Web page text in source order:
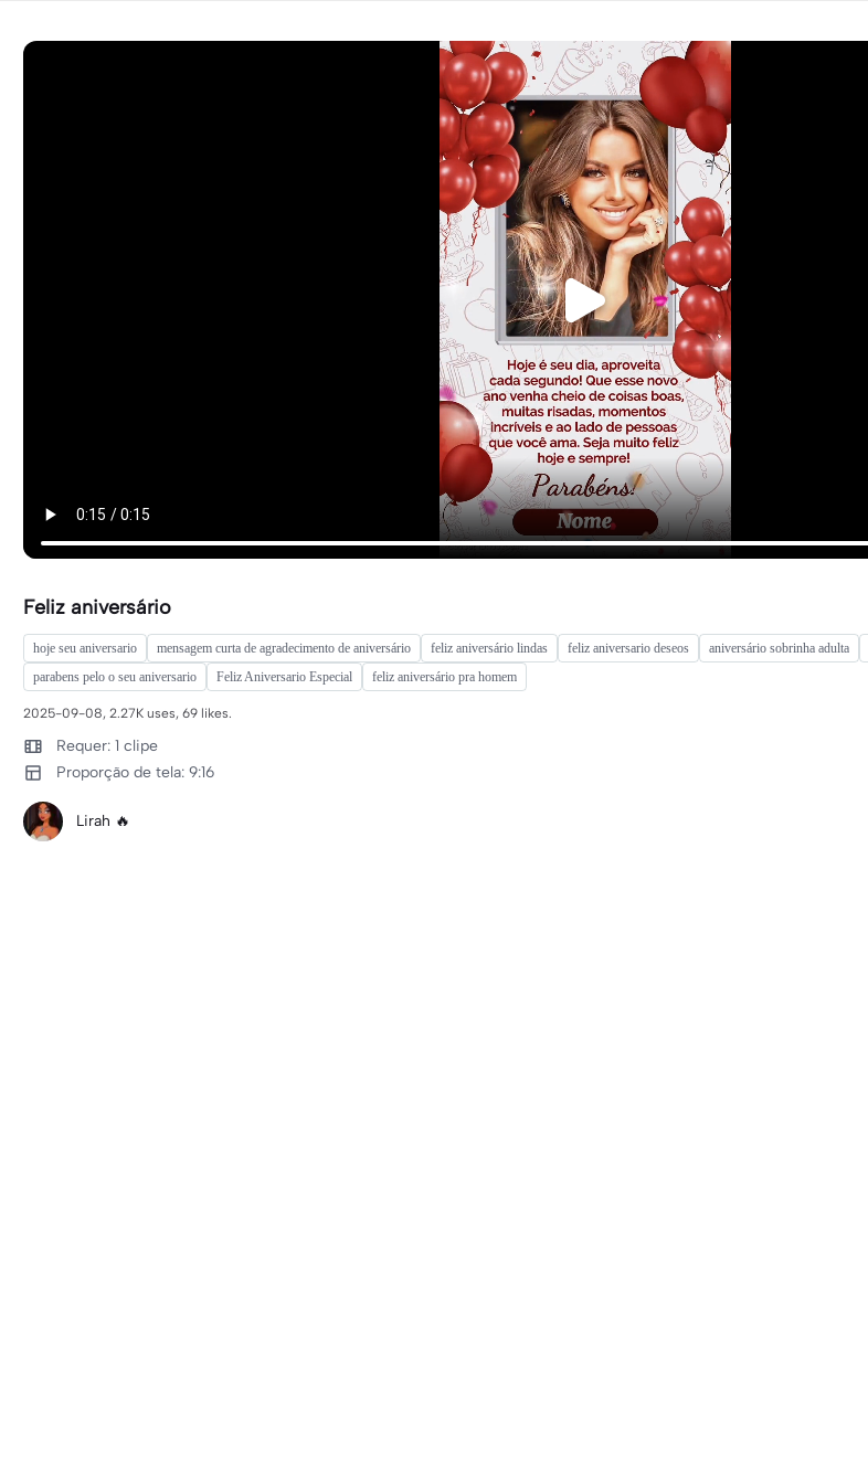
Feliz aniversário
hoje seu aniversario mensagem curta de agradecimento de aniversário feliz aniversário lindas feliz aniversario deseos aniversário sobrinha adulta
parabens pelo o seu aniversario
Feliz Aniversario Especial feliz aniversário pra homem
2025-09-08, 2.27K uses, 69 likes.
Requer: 1 clipe
Proporção de tela: 9:16
Lirah 🔥